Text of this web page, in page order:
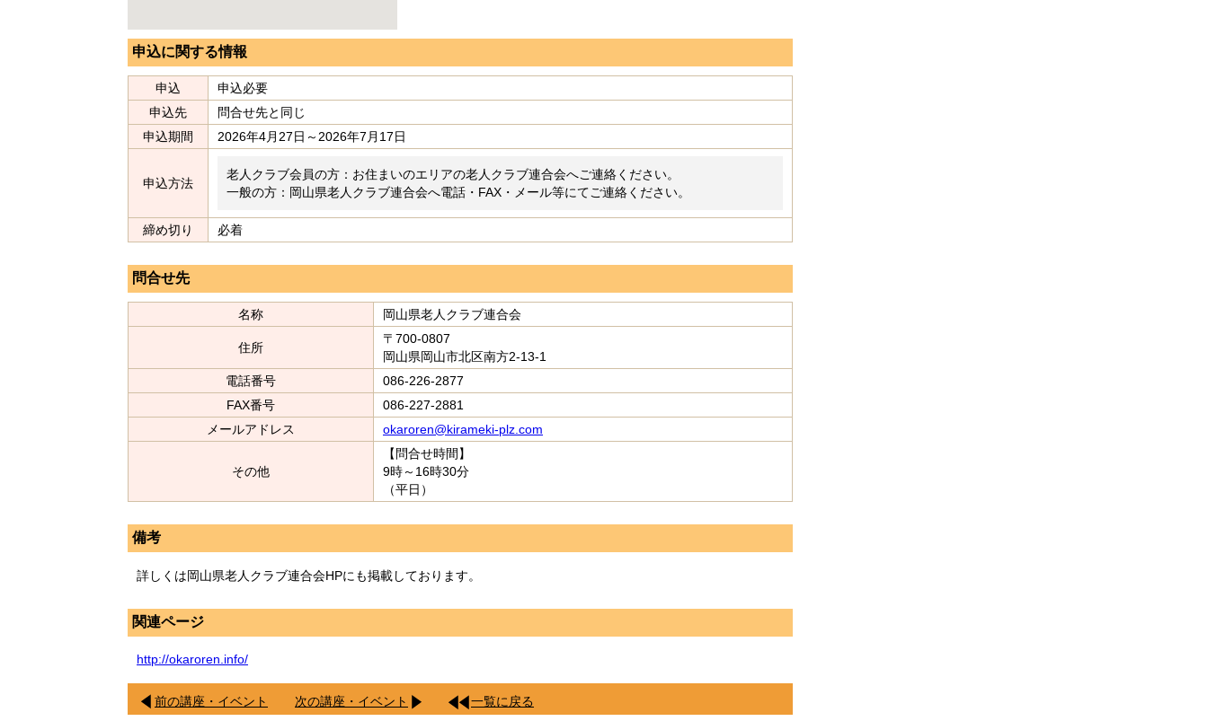
申込に関する情報
申込
申込必要
申込先
問合せ先と同じ
申込期間
2026年4月27日～2026年7月17日
申込方法
老人クラブ会員の方：お住まいのエリアの老人クラブ連合会へご連絡ください。
一般の方：岡山県老人クラブ連合会へ電話・FAX・メール等にてご連絡ください。
締め切り 必着
問合せ先
名称 岡山県老人クラブ連合会
住所
〒700-0807
岡山県岡山市北区南方2-13-1
電話番号
086-226-2877
FAX番号
086-227-2881
メールアドレス
okaroren@kirameki-plz.com
その他
【問合せ時間】
9時～16時30分
（平日）
備考
詳しくは岡山県老人クラブ連合会HPにも掲載しております。
関連ページ
http://okaroren.info/
前の講座・イベント 次の講座・イベント 一覧に戻る